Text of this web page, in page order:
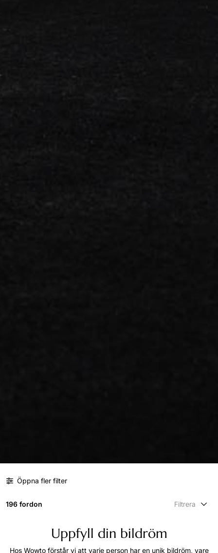
Öppna fler filter
196 fordon Filtrera
Uppfyll din bildröm
Hos Wowto förstår vi att varje person har en unik bildröm, vare